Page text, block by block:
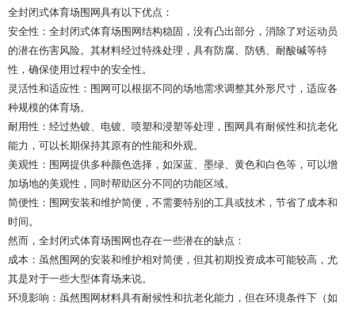
全封闭式体育场围网具有以下优点：
安全性：全封闭式体育场围网结构稳固，没有凸出部分，消除了对运动员
的潜在伤害风险。其材料经过特殊处理，具有防腐、防锈、耐酸碱等特
性，确保使用过程中的安全性。
灵活性和适应性：围网可以根据不同的场地需求调整其外形尺寸，适应各
种规模的体育场。
耐用性：经过热镀、电镀、喷塑和浸塑等处理，围网具有耐候性和抗老化
能力，可以长期保持其原有的性能和外观。
美观性：围网提供多种颜色选择，如深蓝、墨绿、黄色和白色等，可以增
加场地的美观性，同时帮助区分不同的功能区域。
简便性：围网安装和维护简便，不需要特别的工具或技术，节省了成本和
时间。
然而，全封闭式体育场围网也存在一些潜在的缺点：
成本：虽然围网的安装和维护相对简便，但其初期投资成本可能较高，尤
其是对于一些大型体育场来说。
环境影响：虽然围网材料具有耐候性和抗老化能力，但在环境条件下（如